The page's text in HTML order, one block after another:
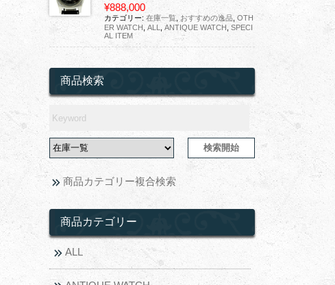
¥888,000
カテゴリー: 在庫一覧 おすすめの逸品 OTH
ER WATCH ALL ANTIQUE WATCH SPECI
AL ITEM
商品検索
商品カテゴリー複合検索
商品カテゴリー
ALL